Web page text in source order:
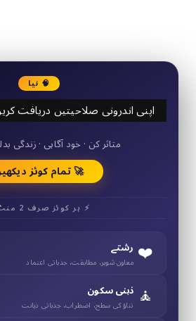
🧠 نیا
اپنی اندرونی صلاحیتیں دریافت
50+ مختصر کوئز
متاثر کن · خود آگاہی · زندگی
🚀 تمام کوئز
⚡ ہر کوئز صرف 2 منٹ ⚡
❤️ رشتے
معاون شوہر، مطابقت، جذباتی اعتماد
🧘 ذہنی سکون
تناؤ کی سطح، اضطراب، جذباتی ذہانت